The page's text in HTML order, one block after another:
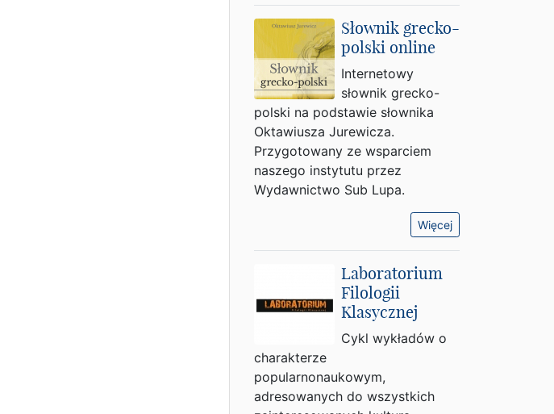
Słownik grecko-
polski online
Internetowy
słownik grecko-
polski na podstawie słownika
Oktawiusza Jurewicza.
Przygotowany ze wsparciem
naszego instytutu przez
Wydawnictwo Sub Lupa.
Więcej
Laboratorium
Filologii
Klasycznej
Cykl wykładów o
charakterze
popularnonaukowym,
adresowanych do wszystkich